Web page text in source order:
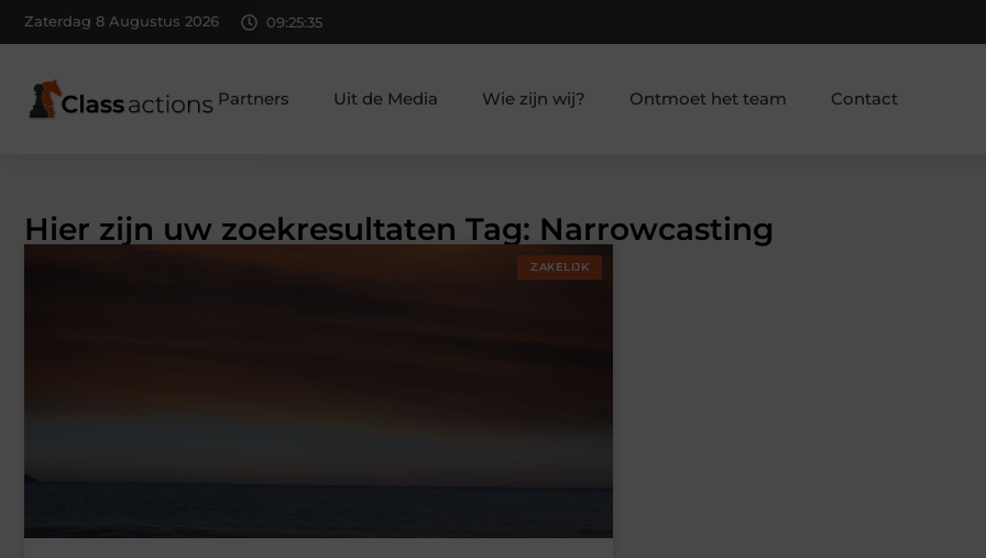
Zaterdag 8 Augustus 2026 09:25:35
Partners Uit de Media Wie zijn wij? Ontmoet het team Contact
Hier zijn uw zoekresultaten Tag: Narrowcasting
ZAKELIJK